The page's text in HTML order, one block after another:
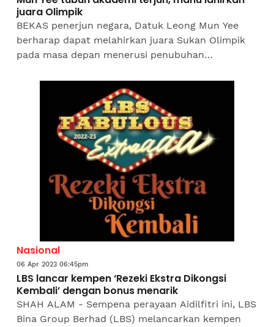
juara Olimpik
BEKAS penerjun negara, Datuk Leong Mun Yee
berharap dapat melahirkan juara Sukan Olimpik
pada masa depan menerusi penubuhan
Sabtu. Mun Yee,...
Nasional
06 Apr 2023 06:45pm
LBS lancar kempen ‘Rezeki Ekstra Dikongsi
Kembali’ dengan bonus menarik
SHAH ALAM - Sempena perayaan Aidilfitri ini, LBS
Bina Group Berhad (LBS) melancarkan kempen